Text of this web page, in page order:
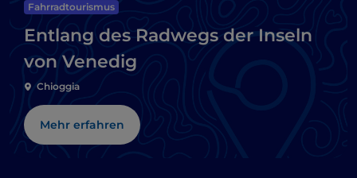
Fahrradtourismus
Entlang des Radwegs der Inseln
von Venedig
Chioggia
Mehr erfahren